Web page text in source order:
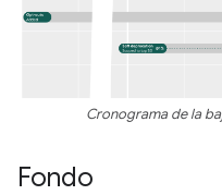
Cronograma de la
Fondo